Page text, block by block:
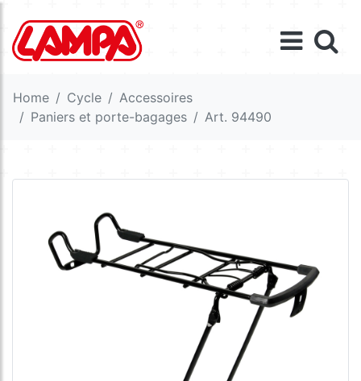
Home Cycle
Accessoires
Paniers et porte-bagages
Art. 94490